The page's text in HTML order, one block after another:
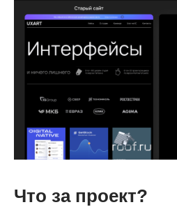
Что за проект?